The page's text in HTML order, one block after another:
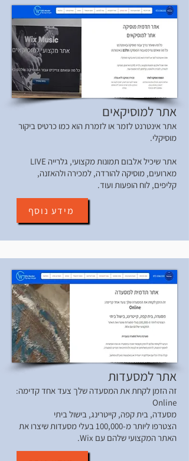
אתר למוסיקאים
אתר אינטרנט לזמר או לזמרת הוא כמו כרטיס ביקור
מוסיקלי.
אתר שיכיל אלבום תמונות מקצועי, גלרייה LIVE
מארועים, מוסיקה להורדה, למכירה ולהאזנה,
קליפים, לוח הופעות ועוד.
מידע נוסף
אתר למסעדות
זה הזמן לקחת את המסעדה שלך צעד אחד קדימה:
Online
מסעדה, בית קפה, קייטרינג, בישול ביתי
הצטרפו ליותר מ-100,000 בעלי מסעדות שיצרו את
האתר המקצועי שלהם עם Wix.